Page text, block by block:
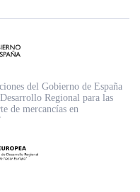
del Gobierno de España
Regional para las
de mercancías en